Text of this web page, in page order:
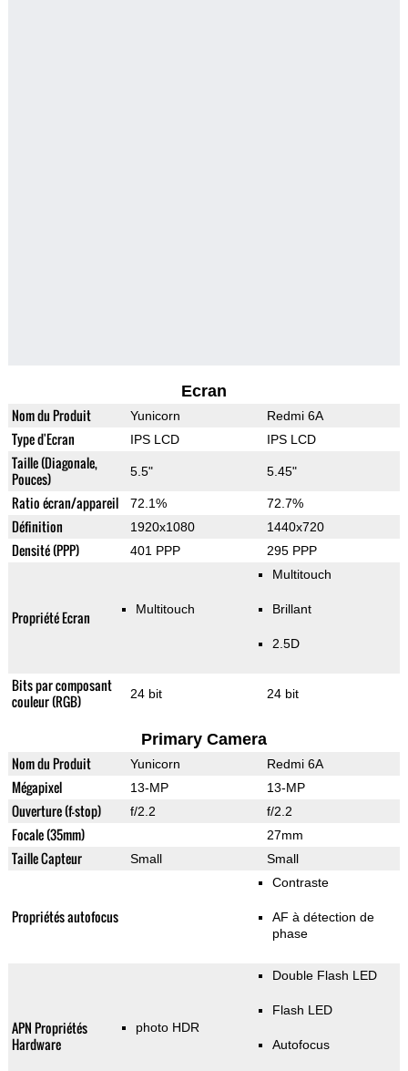
Ecran
Nom du Produit Yunicorn Redmi 6A
Type d'Ecran IPS LCD IPS LCD
Taille (Diagonale,
Pouces)
5.5" 5.45"
Ratio écran/appareil 72.1% 72.7%
Définition 1920x1080 1440x720
Densité (PPP) 401 PPP 295 PPP
Propriété Ecran Multitouch
Multitouch
Brillant
2.5D
Bits par composant
couleur (RGB)
24 bit 24 bit
Primary Camera
Nom du Produit Yunicorn Redmi 6A
Mégapixel 13-MP 13-MP
Ouverture (f-stop) f/2.2 f/2.2
Focale (35mm) 27mm
Taille Capteur Small Small
Propriétés autofocus
Contraste
AF à détection de
phase
APN Propriétés
Hardware
photo HDR
Double Flash LED
Flash LED
Autofocus